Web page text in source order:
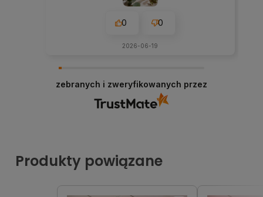
0 0
2026-06-19
zebranych i zweryfikowanych przez
Produkty powiązane